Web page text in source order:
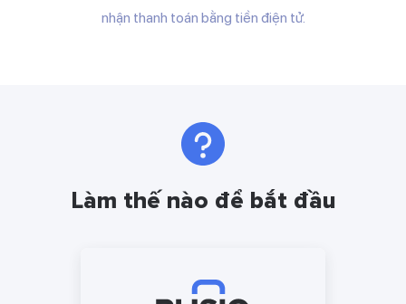
nhận thanh toán bằng tiền điện tử.
Làm thế nào để bắt đầu